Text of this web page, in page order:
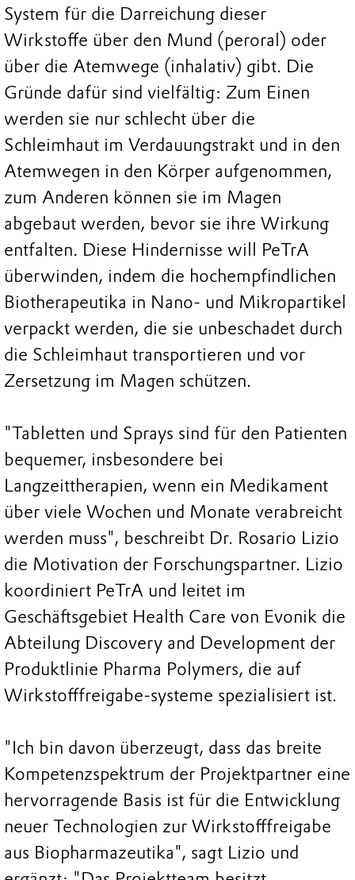
System für die Darreichung dieser
Wirkstoffe über den Mund (peroral) oder
über die Atemwege (inhalativ) gibt. Die
Gründe dafür sind vielfältig: Zum Einen
werden sie nur schlecht über die
Schleimhaut im Verdauungstrakt und in den
Atemwegen in den Körper aufgenommen,
zum Anderen können sie im Magen
abgebaut werden, bevor sie ihre Wirkung
entfalten. Diese Hindernisse will PeTrA
überwinden, indem die hochempfindlichen
Biotherapeutika in Nano- und Mikropartikel
verpackt werden, die sie unbeschadet durch
die Schleimhaut transportieren und vor
Zersetzung im Magen schützen.
"Tabletten und Sprays sind für den Patienten
bequemer, insbesondere bei
Langzeittherapien, wenn ein Medikament
über viele Wochen und Monate verabreicht
werden muss", beschreibt Dr. Rosario Lizio
die Motivation der Forschungspartner. Lizio
koordiniert PeTrA und leitet im
Geschäftsgebiet Health Care von Evonik die
Abteilung Discovery and Development der
Produktlinie Pharma Polymers, die auf
Wirkstofffreigabe-systeme spezialisiert ist.
"Ich bin davon überzeugt, dass das breite
Kompetenzspektrum der Projektpartner eine
hervorragende Basis ist für die Entwicklung
neuer Technologien zur Wirkstofffreigabe
aus Biopharmazeutika", sagt Lizio und